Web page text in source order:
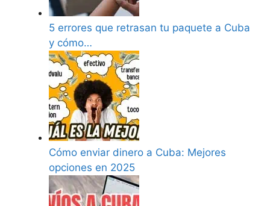
5 errores que retrasan tu paquete a Cuba
y cómo…
Cómo enviar dinero a Cuba: Mejores
opciones en 2025